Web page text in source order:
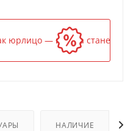
юрлицо — и цена станет
НАЛИЧИЕ